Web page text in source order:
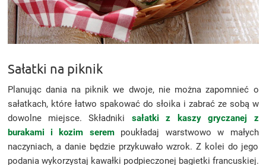
Sałatki na piknik
Planując dania na piknik we dwoje, nie można zapomnieć o
sałatkach, które łatwo spakować do słoika i zabrać ze sobą w
dowolne miejsce. Składniki sałatki z kaszy gryczanej z
burakami i kozim serempoukładaj warstwowo w małych
naczyniach, a danie będzie przykuwało wzrok. Z kolei do jego
podania wykorzystaj kawałki podpieczonej bagietki francuskiej.